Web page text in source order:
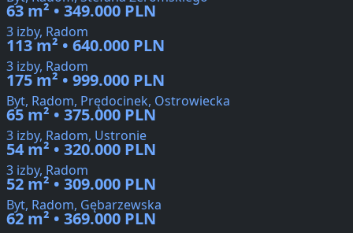
63 m² • 349.000 PLN
3 izby, Radom
113 m² • 640.000 PLN
3 izby, Radom
175 m² • 999.000 PLN
Byt, Radom, Prędocinek, Ostrowiecka
65 m² • 375.000 PLN
3 izby, Radom, Ustronie
54 m² • 320.000 PLN
3 izby, Radom
52 m² • 309.000 PLN
Byt, Radom, Gębarzewska
62 m² • 369.000 PLN